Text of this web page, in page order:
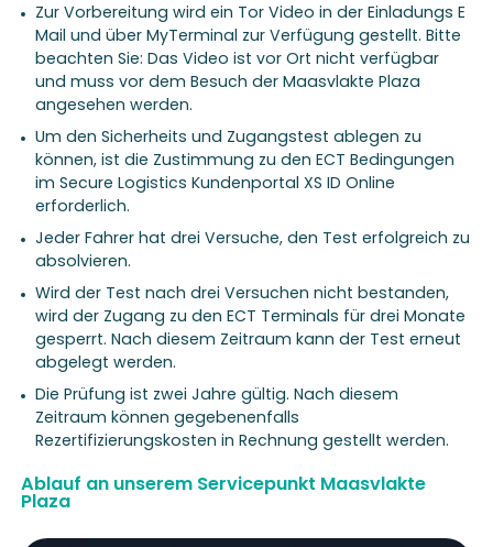
Zur Vorbereitung wird ein Tor Video in der Einladungs E
Mail und über MyTerminal zur Verfügung gestellt. Bitte
beachten Sie: Das Video ist vor Ort nicht verfügbar
und muss vor dem Besuch der Maasvlakte Plaza
angesehen werden.
Um den Sicherheits und Zugangstest ablegen zu
können, ist die Zustimmung zu den ECT Bedingungen
im Secure Logistics Kundenportal XS ID Online
erforderlich.
Jeder Fahrer hat drei Versuche, den Test erfolgreich zu
absolvieren.
Wird der Test nach drei Versuchen nicht bestanden,
wird der Zugang zu den ECT Terminals für drei Monate
gesperrt. Nach diesem Zeitraum kann der Test erneut
abgelegt werden.
Die Prüfung ist zwei Jahre gültig. Nach diesem
Zeitraum können gegebenenfalls
Rezertifizierungskosten in Rechnung gestellt werden.
Ablauf an unserem Servicepunkt Maasvlakte
Plaza